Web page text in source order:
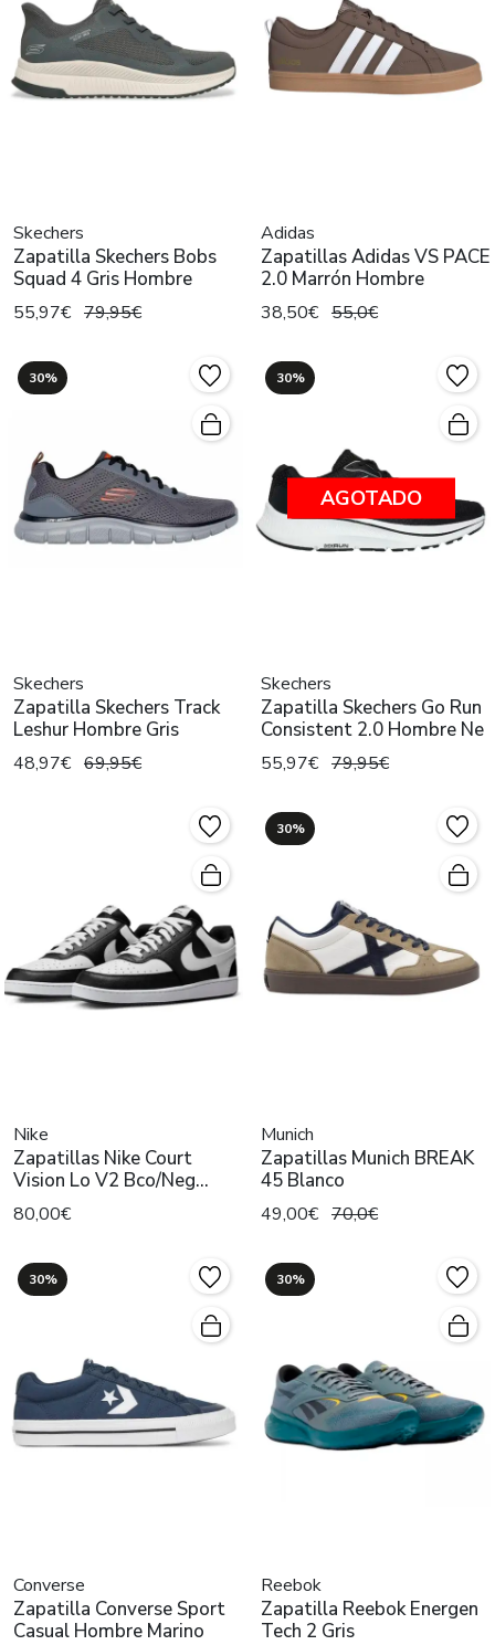
Skechers
Zapatilla Skechers Bobs
Squad 4 Gris Hombre
55,97€ 79,95€
Adidas
Zapatillas Adidas VS PACE
2.0 Marrón Hombre
38,50€ 55,0€
30%
Skechers
Zapatilla Skechers Track
Leshur Hombre Gris
48,97€ 69,95€
30%
AGOTADO
Skechers
Zapatilla Skechers Go Run
Consistent 2.0 Hombre Ne
55,97€ 79,95€
Nike
Zapatillas Nike Court
Vision Lo V2 Bco/Neg
Hombre
80,00€
30%
Munich
Zapatillas Munich BREAK
45 Blanco
49,00€ 70,0€
30%
Converse
Zapatilla Converse Sport
Casual Hombre Marino
30%
Reebok
Zapatilla Reebok Energen
Tech 2 Gris